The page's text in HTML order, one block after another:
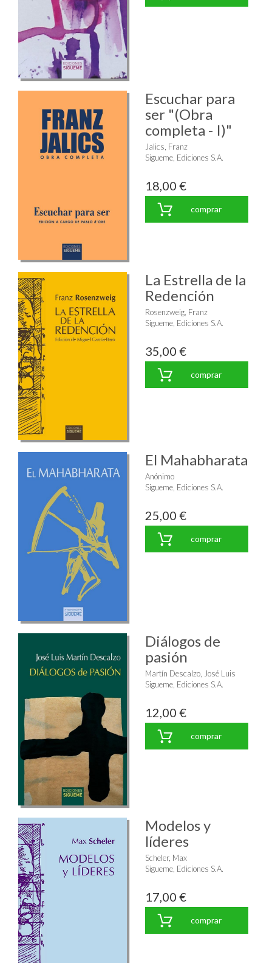
Escuchar para
ser "(Obra
completa - I)"
Jalics, Franz
Sigueme, Ediciones S.A.
18,00 €
comprar
La Estrella de la
Redención
Rosenzweig, Franz
Sigueme, Ediciones S.A.
35,00 €
comprar
El Mahabharata
Anónimo
Sigueme, Ediciones S.A.
25,00 €
comprar
Diálogos de
pasión
Martín Descalzo, José Luis
Sigueme, Ediciones S.A.
12,00 €
comprar
Modelos y
líderes
Scheler, Max
Sigueme, Ediciones S.A.
17,00 €
comprar